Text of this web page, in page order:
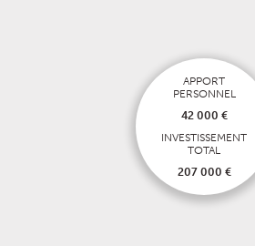
APPORT
PERSONNEL
42 000 €
INVESTISSEMENT
TOTAL
207 000 €